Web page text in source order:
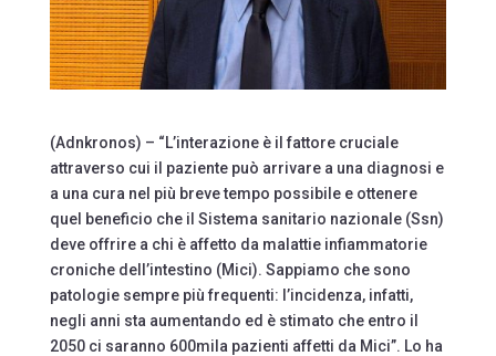
(Adnkronos) – “L’interazione è il fattore cruciale
attraverso cui il paziente può arrivare a una diagnosi e
a una cura nel più breve tempo possibile e ottenere
quel beneficio che il Sistema sanitario nazionale (Ssn)
deve offrire a chi è affetto da malattie infiammatorie
croniche dell’intestino (Mici). Sappiamo che sono
patologie sempre più frequenti: l’incidenza, infatti,
negli anni sta aumentando ed è stimato che entro il
2050 ci saranno 600mila pazienti affetti da Mici”. Lo ha